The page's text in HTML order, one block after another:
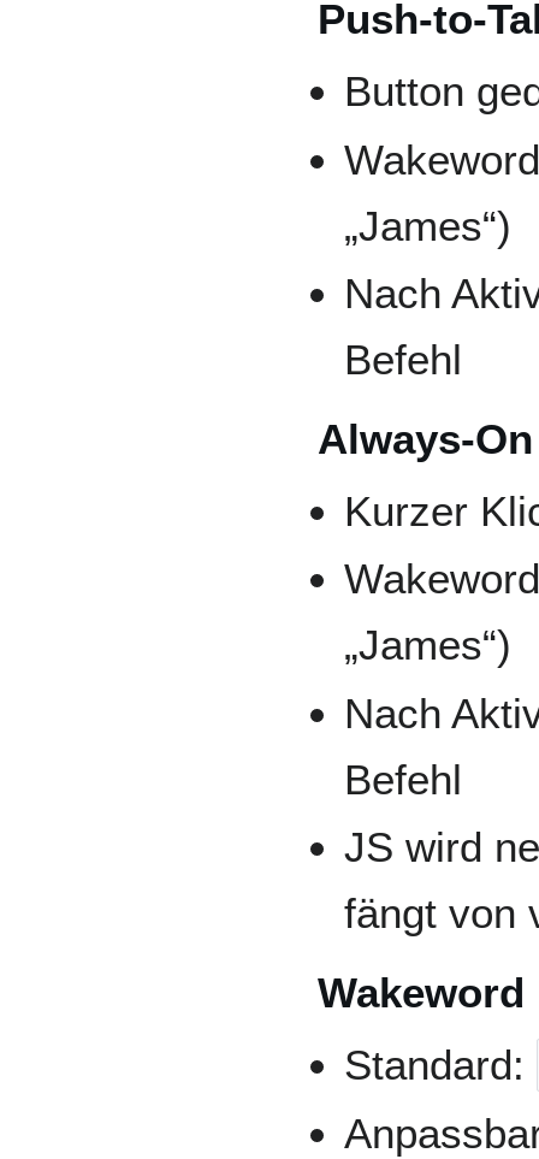
Push-to-
Button
„James“)
Nach
Befehl
Always-On
Kurzer
„James“)
Nach
Befehl
JS wird
fängt von
Wakeword
Standard: